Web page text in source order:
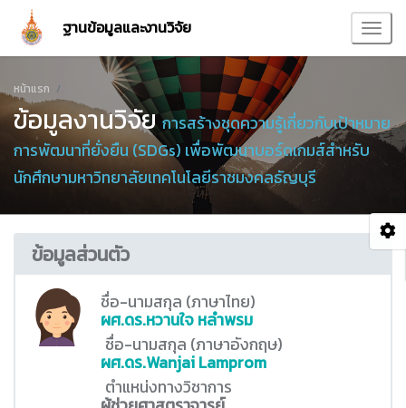
ฐานข้อมูลและงานวิจัย
หน้าแรก
ข้อมูลงานวิจัยการสร้างชุดความรู้เกี่ยวกับเป้าหมาย
การพัฒนาที่ยั่งยืน (SDGs) เพื่อพัฒนาบอร์ดเกมส์สำหรับ
นักศึกษามหาวิทยาลัยเทคโนโลยีราชมงคลธัญบุรี
ข้อมูลส่วนตัว
ชื่อ-นามสกุล (ภาษาไทย)
ผศ.ดร.หวานใจ หลำพรม
ชื่อ-นามสกุล (ภาษาอังกฤษ)
ผศ.ดร.Wanjai Lamprom
ตำแหน่งทางวิชาการ